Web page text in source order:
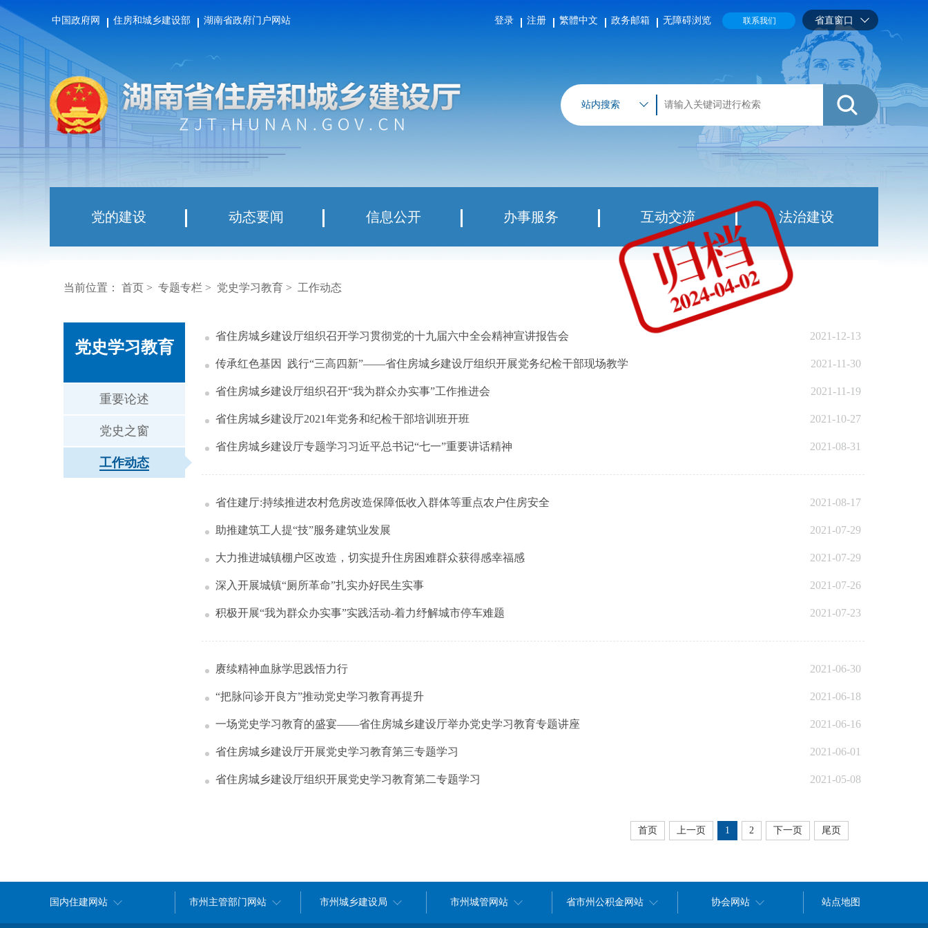
中国政府网 住房和城乡建设部 湖南省政府门户网站 登录 注册 繁體中文 政务邮箱 无障碍浏览 联系我们 省直窗口
站内搜索
党的建设 动态要闻 信息公开 办事服务 互动交流 法治建设
当前位置： 首页 > 专题专栏 > 党史学习教育 > 工作动态
党史学习教育
重要论述
党史之窗
工作动态
2021-12-13
省住房城乡建设厅组织召开学习贯彻党的十九届六中全会精神宣讲报告会
2021-11-30
传承红色基因 践行“三高四新”——省住房城乡建设厅组织开展党务纪检干部现场教学
2021-11-19
省住房城乡建设厅组织召开“我为群众办实事”工作推进会
2021-10-27
省住房城乡建设厅2021年党务和纪检干部培训班开班
2021-08-31
省住房城乡建设厅专题学习习近平总书记“七一”重要讲话精神
2021-08-17
省住建厅:持续推进农村危房改造保障低收入群体等重点农户住房安全
2021-07-29
助推建筑工人提“技”服务建筑业发展
2021-07-29
大力推进城镇棚户区改造 ， 切实提升住房困难群众获得感幸福感
2021-07-26
深入开展城镇“厕所革命”扎实办好民生实事
2021-07-23
积极开展“我为群众办实事”实践活动-着力纾解城市停车难题
2021-06-30
赓续精神血脉学思践悟力行
2021-06-18
“把脉问诊开良方”推动党史学习教育再提升
2021-06-16
一场党史学习教育的盛宴——省住房城乡建设厅举办党史学习教育专题讲座
2021-06-01
省住房城乡建设厅开展党史学习教育第三专题学习
2021-05-08
省住房城乡建设厅组织开展党史学习教育第二专题学习
首页 上一页 1 2 下一页 尾页
国内住建网站 市州主管部门网站 市州城乡建设局 市州城管网站 省市州公积金网站 协会网站 站点地图